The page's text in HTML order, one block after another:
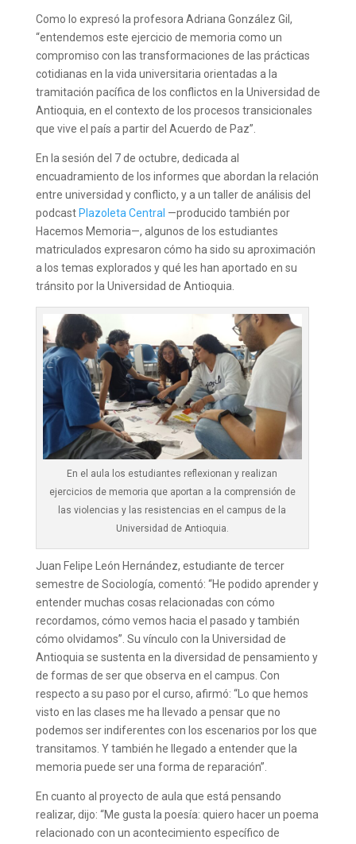
Como lo expresó la profesora Adriana González Gil,
“entendemos este ejercicio de memoria como un
compromiso con las transformaciones de las prácticas
cotidianas en la vida universitaria orientadas a la
tramitación pacífica de los conflictos en la Universidad de
Antioquia, en el contexto de los procesos transicionales
que vive el país a partir del Acuerdo de Paz”.
En la sesión del 7 de octubre, dedicada al
encuadramiento de los informes que abordan la relación
entre universidad y conflicto, y a un taller de análisis del
podcast Plazoleta Central —producido también por
Hacemos Memoria—, algunos de los estudiantes
matriculados expresaron cómo ha sido su aproximación
a los temas explorados y qué les han aportado en su
tránsito por la Universidad de Antioquia.
En el aula los estudiantes reflexionan y realizan
ejercicios de memoria que aportan a la comprensión de
las violencias y las resistencias en el campus de la
Universidad de Antioquia.
Juan Felipe León Hernández, estudiante de tercer
semestre de Sociología, comentó: “He podido aprender y
entender muchas cosas relacionadas con cómo
recordamos, cómo vemos hacia el pasado y también
cómo olvidamos”. Su vínculo con la Universidad de
Antioquia se sustenta en la diversidad de pensamiento y
de formas de ser que observa en el campus. Con
respecto a su paso por el curso, afirmó: “Lo que hemos
visto en las clases me ha llevado a pensar que no
podemos ser indiferentes con los escenarios por los que
transitamos. Y también he llegado a entender que la
memoria puede ser una forma de reparación”.
En cuanto al proyecto de aula que está pensando
realizar, dijo: “Me gusta la poesía: quiero hacer un poema
relacionado con un acontecimiento específico de